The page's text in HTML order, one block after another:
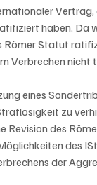
Vertrag,
haben. Da
Römer Statut
Verbrechen nicht
eines
zu
Revision des
des
der